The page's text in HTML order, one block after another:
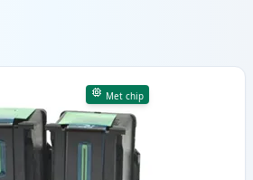
voorraad in .
Met chip